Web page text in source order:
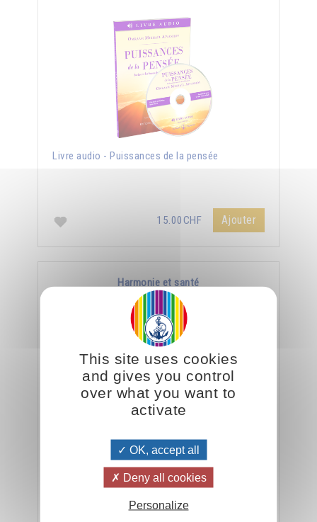
Livre audio - Puissances de la pensée
15.00CHF Ajouter
Harmonie et santé
La meilleure arme contre la maladie, c’est
15.00CHF
This site uses cookies
and gives you control
over what you want to
activate
OK, accept all
Deny all cookies
Personalize